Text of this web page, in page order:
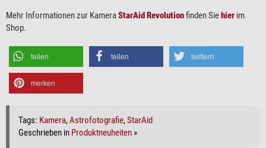
Mehr Informationen zur KameraStarAid Revolutionfinden Siehier im
Shop.
teilen teilen twittern
merken
Tags: Kamera,Astrofotografie,StarAid
Geschrieben in Produktneuheiten »